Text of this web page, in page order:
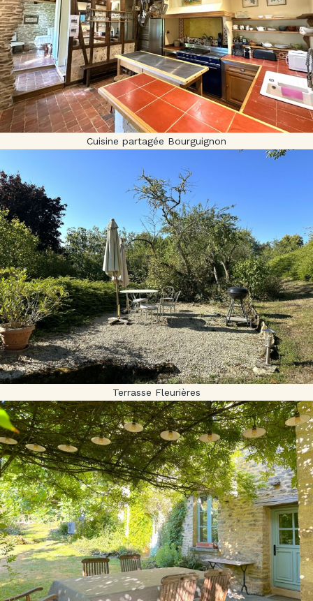
Cuisine partagée Bourguignon
Terrasse Fleurières